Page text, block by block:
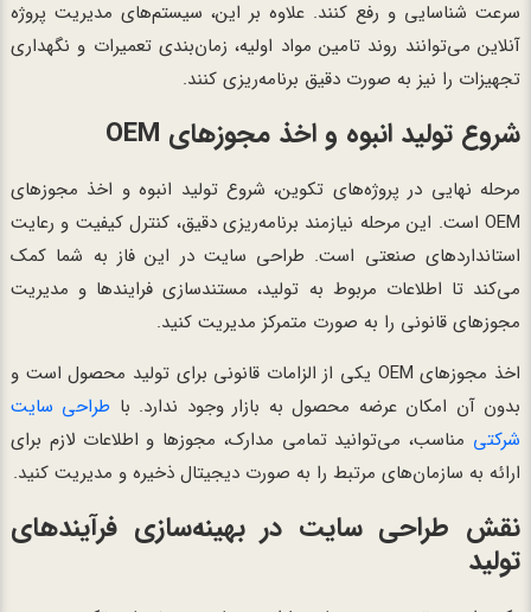
سرعت شناسایی و رفع کنند. علاوه بر این، سیستم‌های مدیریت پروژه
آنلاین می‌توانند روند تامین مواد اولیه، زمان‌بندی تعمیرات و نگهداری
تجهیزات را نیز به صورت دقیق برنامه‌ریزی کنند.
شروع تولید انبوه و اخذ مجوزهای OEM
مرحله نهایی در پروژه‌های تکوین، شروع تولید انبوه و اخذ مجوزهای
OEM است. این مرحله نیازمند برنامه‌ریزی دقیق، کنترل کیفیت و رعایت
استانداردهای صنعتی است. طراحی سایت در این فاز به شما کمک
می‌کند تا اطلاعات مربوط به تولید، مستندسازی فرایندها و مدیریت
مجوزهای قانونی را به صورت متمرکز مدیریت کنید.
اخذ مجوزهای OEM یکی از الزامات قانونی برای تولید محصول است و
بدون آن امکان عرضه محصول به بازار وجود ندارد. با طراحی سایت
شرکتی مناسب، می‌توانید تمامی مدارک، مجوزها و اطلاعات لازم برای
ارائه به سازمان‌های مرتبط را به صورت دیجیتال ذخیره و مدیریت کنید.
نقش طراحی سایت در بهینه‌سازی فرآیندهای
تولید